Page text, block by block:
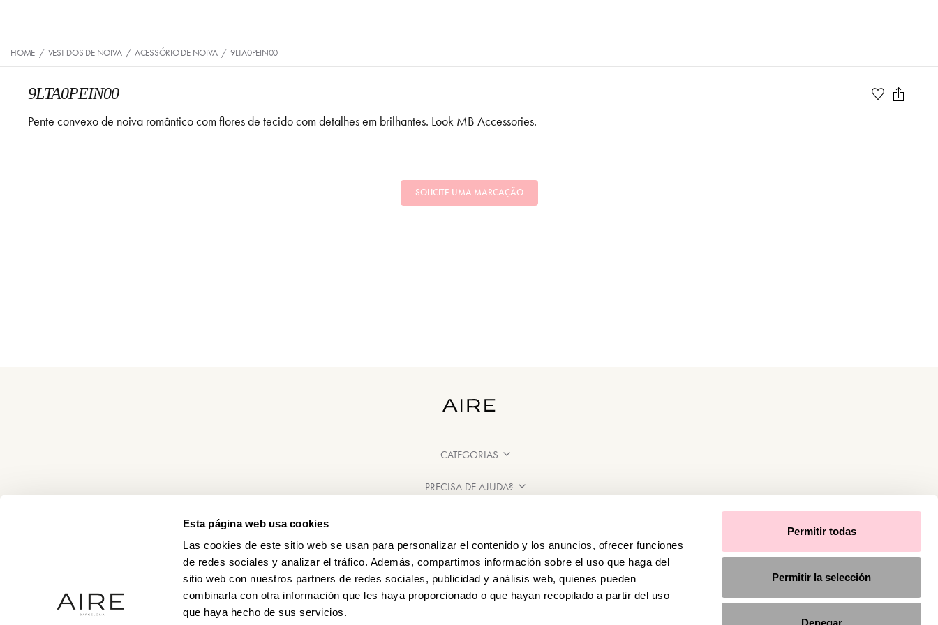
Esta página web usa cookies
Las cookies de este sitio web se usan para personalizar el contenido y los anuncios, ofrecer funciones
de redes sociales y analizar el tráfico. Además, compartimos información sobre el uso que haga del
sitio web con nuestros partners de redes sociales, publicidad y análisis web, quienes pueden
combinarla con otra información que les haya proporcionado o que hayan recopilado a partir del uso
que haya hecho de sus servicios.
Permitir todas
Permitir la selección
Denegar
HOME / VESTIDOS DE NOIVA / ACESSÓRIO DE NOIVA / 9LTA0PEIN00
9LTA0PEIN00
Pente convexo de noiva romântico com flores de tecido com detalhes em brilhantes. Look MB Accessories.
SOLICITE UMA MARCAÇÃO
CATEGORIAS
PRECISA DE AJUDA?